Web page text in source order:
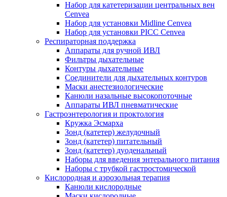
Набор для катетеризации центральных вен
Cenvea
Набор для установки Midline Cenvea
Набор для установки PICC Cenvea
Респираторная поддержка
Аппараты для ручной ИВЛ
Фильтры дыхательные
Контуры дыхательные
Соединители для дыхательных контуров
Маски анестезиологические
Канюли назальные высокопоточные
Аппараты ИВЛ пневматические
Гастроэнтерология и проктология
Кружка Эсмарха
Зонд (катетер) желудочный
Зонд (катетер) питательный
Зонд (катетер) дуоденальный
Наборы для введения энтерального питания
Наборы с трубкой гастростомической
Кислородная и аэрозольная терапия
Канюли кислородные